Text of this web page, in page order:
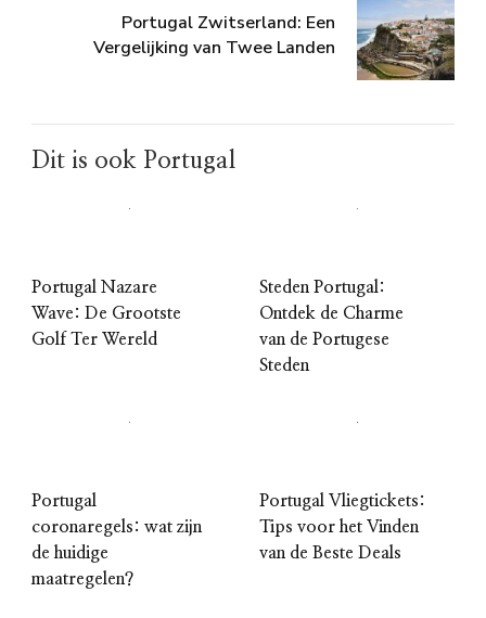
Portugal Zwitserland: Een
Vergelijking van Twee Landen
Dit is ook Portugal
Portugal Nazare
Wave: De Grootste
Golf Ter Wereld
Steden Portugal:
Ontdek de Charme
van de Portugese
Steden
Portugal
coronaregels: wat zijn
de huidige
maatregelen?
Portugal Vliegtickets:
Tips voor het Vinden
van de Beste Deals